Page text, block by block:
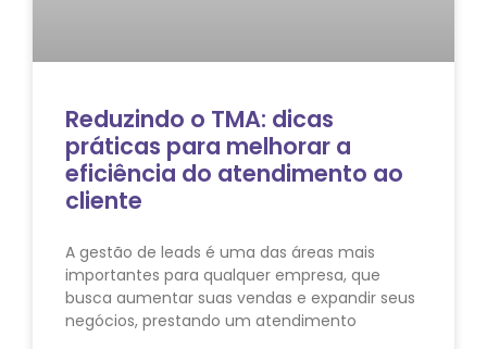
Reduzindo o TMA: dicas
práticas para melhorar a
eficiência do atendimento ao
cliente
A gestão de leads é uma das áreas mais
importantes para qualquer empresa, que
busca aumentar suas vendas e expandir seus
negócios, prestando um atendimento